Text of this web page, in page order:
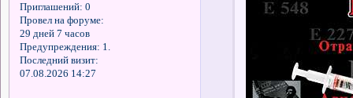
Приглашений: 0
Провел на форуме:
29 дней 7 часов
Предупреждения: 1.
Последний визит:
07.08.2026 14:27